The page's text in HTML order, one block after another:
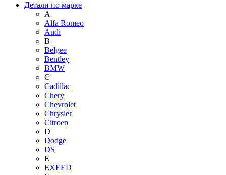
Детали по марке
A
Alfa Romeo
Audi
B
Belgee
Bentley
BMW
C
Cadillac
Chery
Chevrolet
Chrysler
Citroen
D
Dodge
DS
E
EXEED